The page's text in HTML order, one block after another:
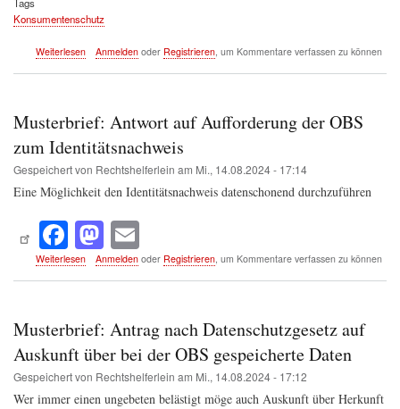
bo
ok
to
do
Konsumentenschutz
Weiterlesenüber
Servicepauschale
Anmeldenoder Registrieren, um Kommentare verfassen zu können
Musterbrief: Antwort auf Aufforderung der OBS
zum Identitätsnachweis
Gespeichert von Rechtshelferlein am Mi., 14.08.2024 - 17:14
Eine Möglichkeit den Identitätsnachweis datenschonend durchzuführen
Fa
ce
bo
ok
M
as
to
do
n
m
ail
Weiterlesenüber
der
OBS
zum
Identitätsnachweis
Anmeldenoder Registrieren, um Kommentare verfassen zu können
Musterbrief: Antrag nach Datenschutzgesetz auf
Auskunft über bei der OBS gespeicherte Daten
Gespeichert von Rechtshelferlein am Mi., 14.08.2024 - 17:12
Wer immer einen ungebeten belästigt möge auch Auskunft über Herkunft